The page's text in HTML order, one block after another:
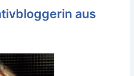
aus